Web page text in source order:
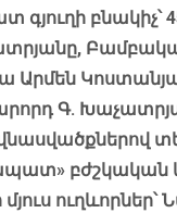
բնակիչ՝
Արմեն
Գ.
բժշկական
մյուս ուղևորներ՝